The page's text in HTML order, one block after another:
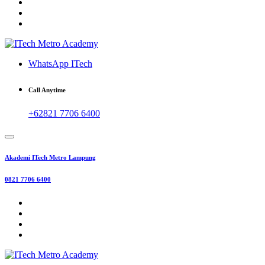
WhatsApp ITech
Call Anytime
+62821 7706 6400
Akademi ITech Metro Lampung
0821 7706 6400